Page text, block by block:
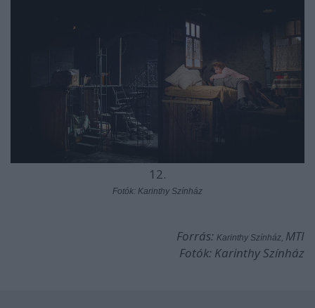
12.
Fotók: Karinthy Színház
Forrás: Karinthy Színház, MTI
Fotók: Karinthy Színház